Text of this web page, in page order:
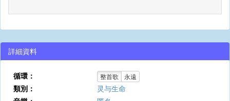
詳細資料
循環： 整首歌 永遠
類別：
灵与生命